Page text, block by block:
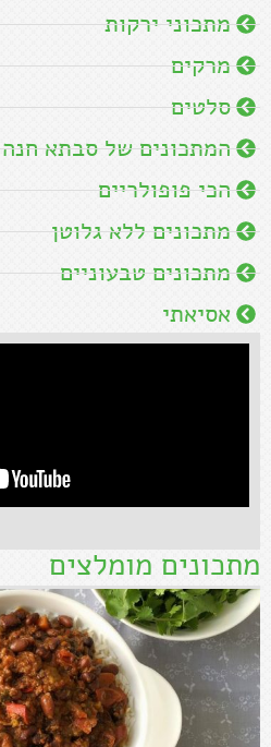
מתכוני ירקות
מרקים
סלטים
המתכונים של סבתא חנה
הכי פופולריים
מתכונים ללא גלוטן
מתכונים טבעוניים
אסיאתי
מתכונים מומלצים